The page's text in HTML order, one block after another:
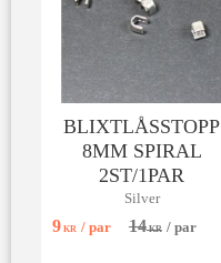
BLIXTLÅSSTOPP
8MM SPIRAL
2ST/1PAR
Silver
9KR / par 14KR / par